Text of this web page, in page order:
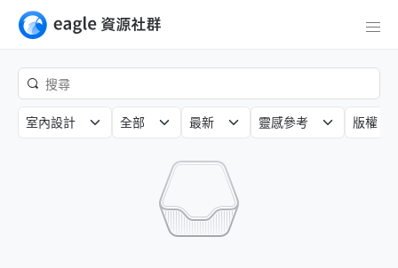
室內設計 全部 最新 靈感參考 版權